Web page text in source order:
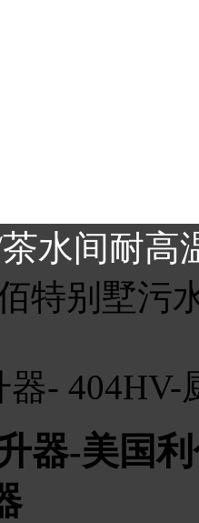
水间耐高
特别墅污
-
器-美国